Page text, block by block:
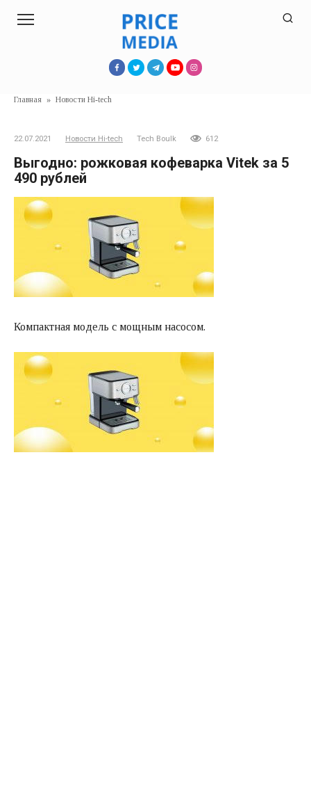
Главная » Новости Hi-tech
22.07.2021 Новости Hi-tech Tech Boulk 612
Выгодно: рожковая кофеварка Vitek за 5
490 рублей
Компактная модель с мощным насосом.